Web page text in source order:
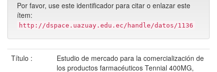
Por favor, use este identificador para citar o enlazar este
ítem:
http://dspace.uazuay.edu.ec/handle/datos/1136
Título :
Estudio de mercado para la comercialización de
los productos farmacéuticos Tennial 400MG,